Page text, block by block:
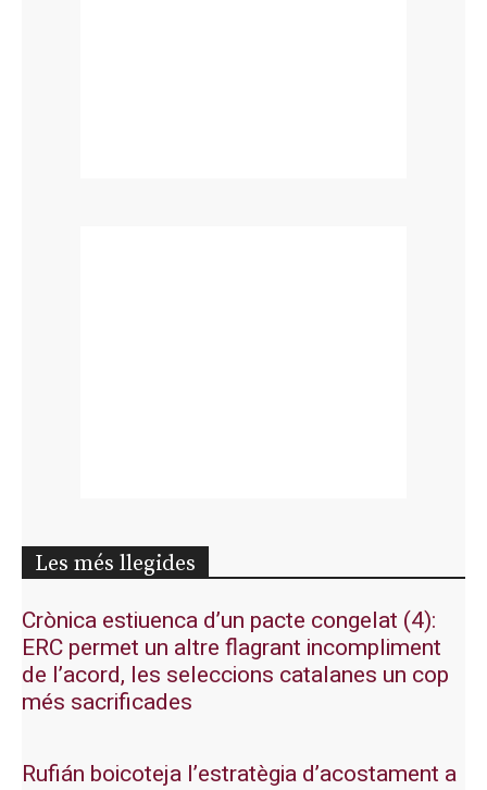
Les més llegides
Crònica estiuenca d’un pacte congelat (4):
ERC permet un altre flagrant incompliment
de l’acord, les seleccions catalanes un cop
més sacrificades
Rufián boicoteja l’estratègia d’acostament a